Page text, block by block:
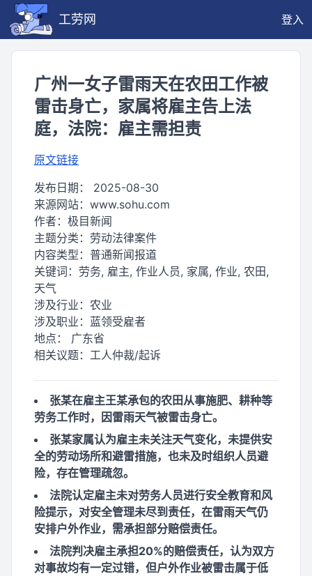
工劳网 登入
广州一女子雷雨天在农田工作被
雷击身亡，家属将雇主告上法
庭，法院：雇主需担责
原文链接
发布日期： 2025-08-30
来源网站： www.sohu.com
作者： 极目新闻
主题分类： 劳动法律案件
内容类型： 普通新闻报道
关键词： 劳务, 雇主, 作业人员, 家属, 作业, 农田,
天气
涉及行业： 农业
涉及职业： 蓝领受雇者
地点： 广东省
相关议题： 工人仲裁/起诉
张某在雇主王某承包的农田从事施肥、耕种等
劳务工作时，因雷雨天气被雷击身亡。
张某家属认为雇主未关注天气变化，未提供安
全的劳动场所和避雷措施，也未及时组织人员避
险，存在管理疏忽。
法院认定雇主未对劳务人员进行安全教育和风
险提示，对安全管理未尽到责任，在雷雨天气仍
安排户外作业，需承担部分赔偿责任。
法院判决雇主承担20%的赔偿责任，认为双方
对事故均有一定过错，但户外作业被雷击属于低